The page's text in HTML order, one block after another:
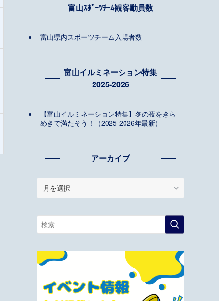
富山ｽﾎﾟｰﾂﾁｰﾑ観客動員数
富山県内スポーツチーム入場者数
富山イルミネーション特集
2025-2026
【富山イルミネーション特集】冬の夜をきら
めきで満たそう！（2025-2026年最新）
アーカイブ
イ
ブ